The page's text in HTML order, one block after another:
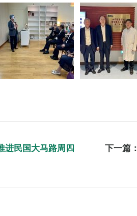
进民国大马路周四
下一篇：